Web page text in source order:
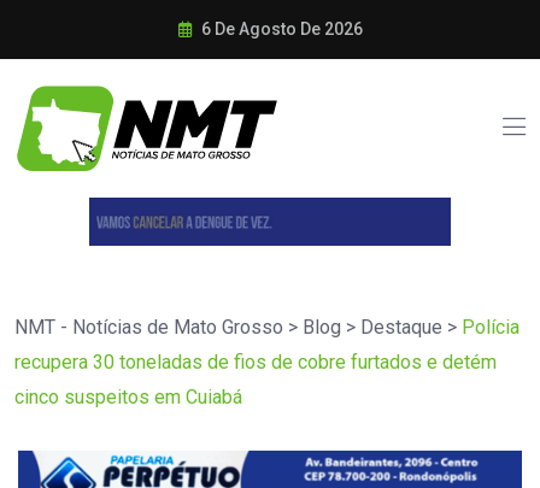
6 De Agosto De 2026
NMT - Notícias de Mato Grosso > Blog > Destaque > Polícia
recupera 30 toneladas de fios de cobre furtados e detém
cinco suspeitos em Cuiabá